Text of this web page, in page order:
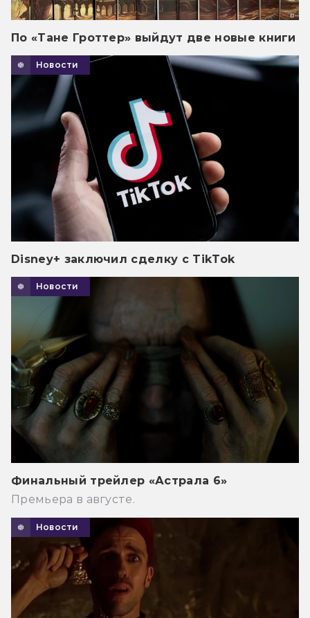
По «Тане Гроттер» выйдут две новые книги
Новости
Disney+ заключил сделку с TikTok
Новости
Финальный трейлер «Астрала 6»
Премьера в августе.
Новости